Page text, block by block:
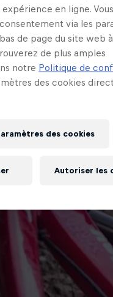
en ligne.
via les
de page du site web
de plus amples
notre Politique de
des cookies
des cookies
Autoriser les